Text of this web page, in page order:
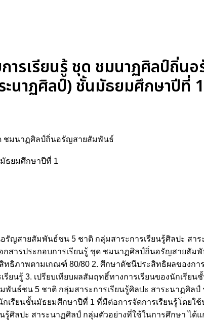
ารเรียนรู้ ชุด ชมนาฏศิลป์ถิ่
ะนาฏศิลป์) ชั้นมัธยมศึกษาปีที่ 1
ชมนาฏศิลป์ถิ่นอรัญสายสัมพันธ์
ธยมศึกษาปีที่ 1
ญสายสัมพันธ์ชน 5 ชาติ กลุ่มสาระการเรียนรู้ศิลปะ สา
สารประกอบการเรียนรู้ ชุด ชมนาฏศิลป์ถิ่นอรัญสายสัม
ธิภาพตามเกณฑ์ 80/80 2. ศึกษาดัชนีประสิทธิผลของการ
ยนรู้ 3. เปรียบเทียบผลสัมฤทธิ์ทางการเรียนของนักเรีย
นธ์ชน 5 ชาติ กลุ่มสาระการเรียนรู้ศิลปะ สาระนาฏศิลป์
เรียนชั้นมัธยมศึกษาปีที่ 1 ที่มีต่อการจัดการเรียนรู้โดยใ
ศิลปะ สาระนาฏศิลป์ กลุ่มตัวอย่างที่ใช้ในการศึกษา ได้